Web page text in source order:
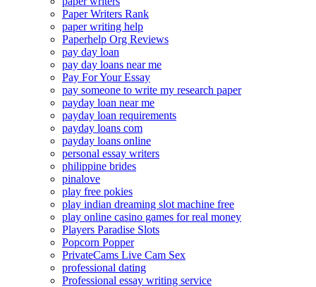
Paper Writers Rank
paper writing help
Paperhelp Org Reviews
pay day loan
pay day loans near me
Pay For Your Essay
pay someone to write my research paper
payday loan near me
payday loan requirements
payday loans com
payday loans online
personal essay writers
philippine brides
pinalove
play free pokies
play indian dreaming slot machine free
play online casino games for real money
Players Paradise Slots
Popcorn Popper
PrivateCams Live Cam Sex
professional dating
Professional essay writing service